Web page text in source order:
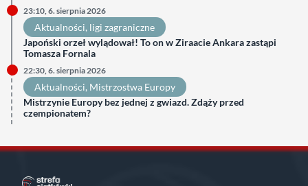
23:10, 6. sierpnia 2026
Aktualności, ligi zagraniczne
Japoński orzeł wylądował! To on w Ziraacie Ankara zastąpi
Tomasza Fornala
22:30, 6. sierpnia 2026
Aktualności, Mistrzostwa Europy
Mistrzynie Europy bez jednej z gwiazd. Zdąży przed
czempionatem?